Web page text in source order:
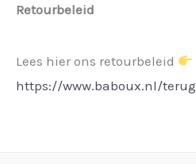
Retourbeleid
Lees hier ons retourbeleid
https://www.baboux.nl/